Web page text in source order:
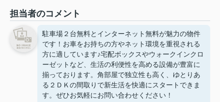
担当者のコメント
駐車場２台無料とインターネット無料が魅力の物件
です！お車をお持ちの方やネット環境を重視される
方に適しています♪宅配ボックスやウォークインクロ
ーゼットなど、生活の利便性を高める設備が豊富に
揃っております。角部屋で独立性も高く、ゆとりあ
る２ＤＫの間取りで新生活を快適にスタートできま
す。ぜひお気軽にお問い合わせください！